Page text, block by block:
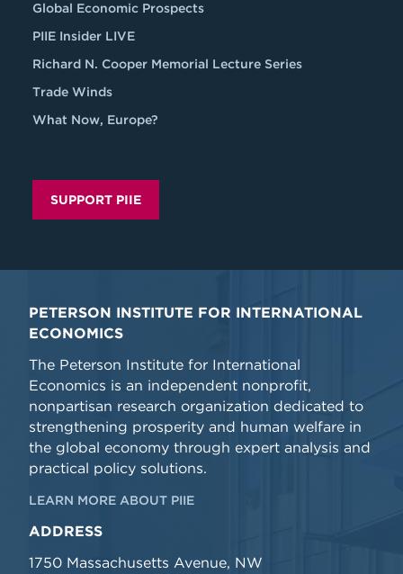
Global Economic Prospects
PIIE Insider LIVE
Richard N. Cooper Memorial Lecture Series
Trade Winds
What Now, Europe?
SUPPORT PIIE
PETERSON INSTITUTE FOR INTERNATIONAL
ECONOMICS
The Peterson Institute for International
Economics is an independent nonprofit,
nonpartisan research organization dedicated to
strengthening prosperity and human welfare in
the global economy through expert analysis and
practical policy solutions.
LEARN MORE ABOUT PIIE
ADDRESS
1750 Massachusetts Avenue, NW